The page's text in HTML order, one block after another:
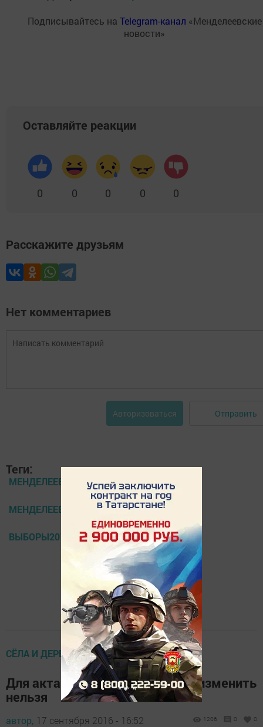
Подписывайтесь на Telegram-канал «Менделеевские
новости»
Оставляйте реакции
0 0 0 0 0
Расскажите друзьям
Нет комментариев
Авторизоваться Отправить
Теги:
МЕНДЕЛЕЕВСКИЕ НОВОСТИ
МЕНДЕЛЕЕВСК
ВЫБОРЫ2016
СЁЛА И ДЕРЕВНИ РАЙОНА
Для актазинцев место встречи изменить
нельзя
автор, 17 сентября 2016 - 16:52 1206 0 0